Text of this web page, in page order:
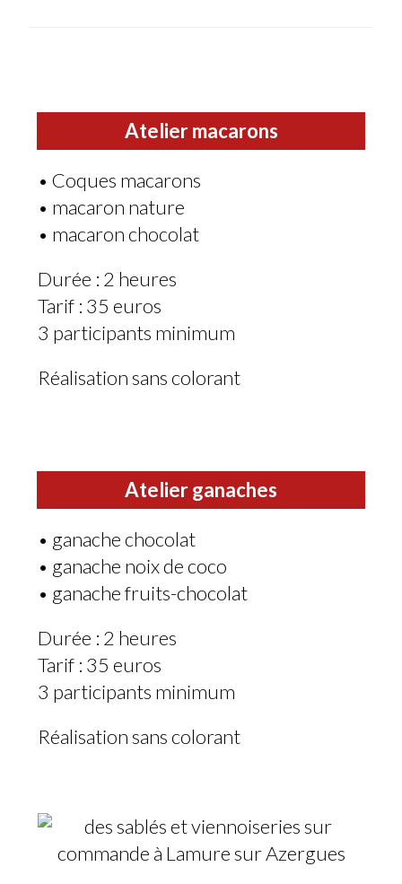
Atelier macarons
• Coques macarons
• macaron nature
• macaron chocolat
Durée : 2 heures
Tarif : 35 euros
3 participants minimum
Réalisation sans colorant
Atelier ganaches
• ganache chocolat
• ganache noix de coco
• ganache fruits-chocolat
Durée : 2 heures
Tarif : 35 euros
3 participants minimum
Réalisation sans colorant